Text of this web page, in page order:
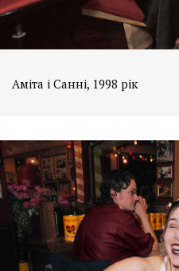
Аміта і Санні, 1998 рік